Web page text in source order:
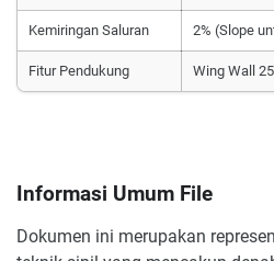
Kemiringan Saluran 2% (Slope
Fitur Pendukung Wing Wall
Informasi Umum File
Dokumen ini merupakan